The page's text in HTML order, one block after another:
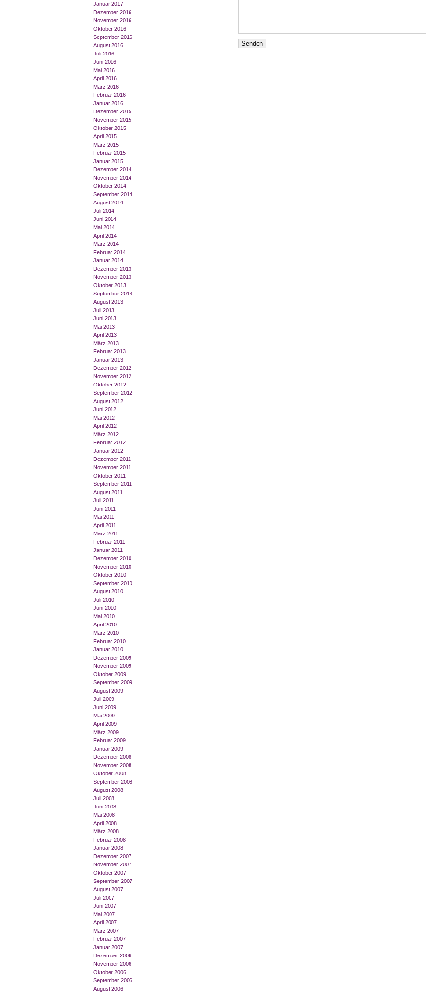
Januar 2017
Dezember 2016
November 2016
Oktober 2016
September 2016
August 2016
Juli 2016
Juni 2016
Mai 2016
April 2016
März 2016
Februar 2016
Januar 2016
Dezember 2015
November 2015
Oktober 2015
April 2015
März 2015
Februar 2015
Januar 2015
Dezember 2014
November 2014
Oktober 2014
September 2014
August 2014
Juli 2014
Juni 2014
Mai 2014
April 2014
März 2014
Februar 2014
Januar 2014
Dezember 2013
November 2013
Oktober 2013
September 2013
August 2013
Juli 2013
Juni 2013
Mai 2013
April 2013
März 2013
Februar 2013
Januar 2013
Dezember 2012
November 2012
Oktober 2012
September 2012
August 2012
Juni 2012
Mai 2012
April 2012
März 2012
Februar 2012
Januar 2012
Dezember 2011
November 2011
Oktober 2011
September 2011
August 2011
Juli 2011
Juni 2011
Mai 2011
April 2011
März 2011
Februar 2011
Januar 2011
Dezember 2010
November 2010
Oktober 2010
September 2010
August 2010
Juli 2010
Juni 2010
Mai 2010
April 2010
März 2010
Februar 2010
Januar 2010
Dezember 2009
November 2009
Oktober 2009
September 2009
August 2009
Juli 2009
Juni 2009
Mai 2009
April 2009
März 2009
Februar 2009
Januar 2009
Dezember 2008
November 2008
Oktober 2008
September 2008
August 2008
Juli 2008
Juni 2008
Mai 2008
April 2008
März 2008
Februar 2008
Januar 2008
Dezember 2007
November 2007
Oktober 2007
September 2007
August 2007
Juli 2007
Juni 2007
Mai 2007
April 2007
März 2007
Februar 2007
Januar 2007
Dezember 2006
November 2006
Oktober 2006
September 2006
August 2006